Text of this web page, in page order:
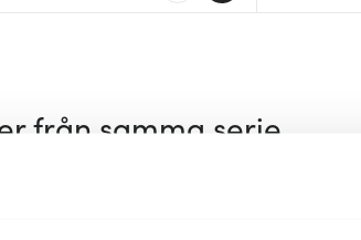
från samma serie